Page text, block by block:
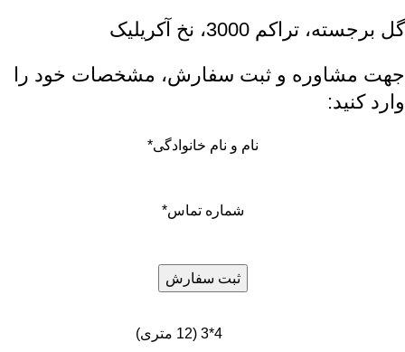
گل برجسته، تراکم 3000، نخ آکریلیک
جهت مشاوره و ثبت سفارش، مشخصات خود را
وارد کنید:
نام و نام خانوادگی*
شماره تماس*
4*3 (12 متری)